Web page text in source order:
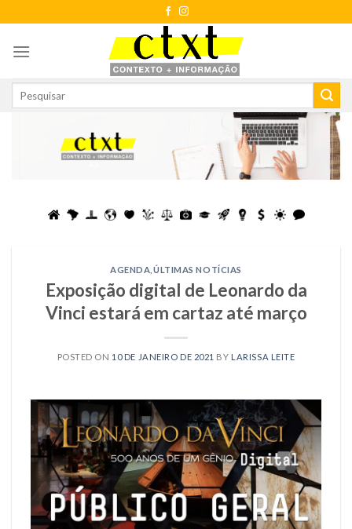
to
content
AGENDA ÚLTIMAS NOTÍCIAS
Exposição digital de Leonardo da
Vinci estará em cartaz até março
POSTED ON 10 DE JANEIRO DE 2021 BY LARISSA LEITE